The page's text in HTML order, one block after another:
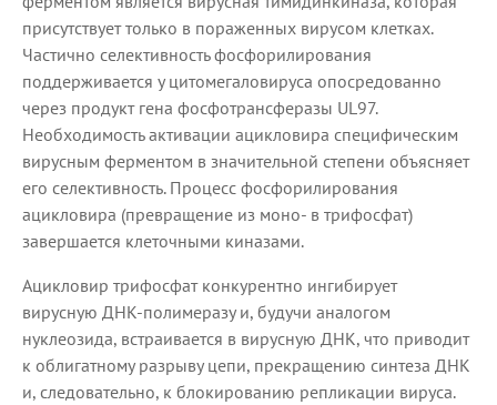
присутствует только в пораженных вирусом клетках.
Частично селективность фосфорилирования
поддерживается у цитомегаловируса опосредованно
через продукт гена фосфотрансферазы UL97.
Необходимость активации ацикловира специфическим
вирусным ферментом в значительной степени объясняет
его селективность. Процесс фосфорилирования
ацикловира (превращение из моно- в трифосфат)
завершается клеточными киназами.
Ацикловир трифосфат конкурентно ингибирует
вирусную ДНК-полимеразу и, будучи аналогом
нуклеозида, встраивается в вирусную ДНК, что приводит
к облигатному разрыву цепи, прекращению синтеза ДНК
и, следовательно, к блокированию репликации вируса.